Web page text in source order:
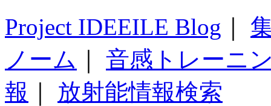
Project IDEEILE Blog
ノーム
音感トレーニ
報
放射能情報検索